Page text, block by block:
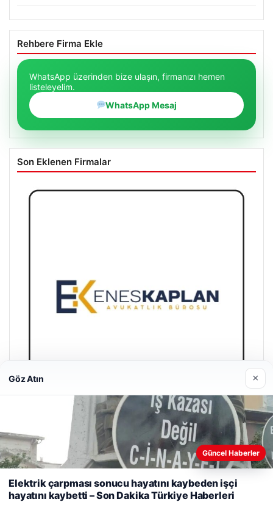
Rehbere Firma Ekle
WhatsApp üzerinden bize ulaşın, firmanızı hemen
listeleyelim.
WhatsApp Mesaj
Son Eklenen Firmalar
Enes Kaplan Avukatlık Bürosu
28/04/2026
Web sitemizi nasıl kullandığınızı daha iyi anlayabilmek,
kullanıyoruz.Çerez Politikamız
Göz Atın ×
Güncel Haberler
Elektrik çarpması sonucu hayatını kaybeden işçi
hayatını kaybetti – Son Dakika Türkiye Haberleri